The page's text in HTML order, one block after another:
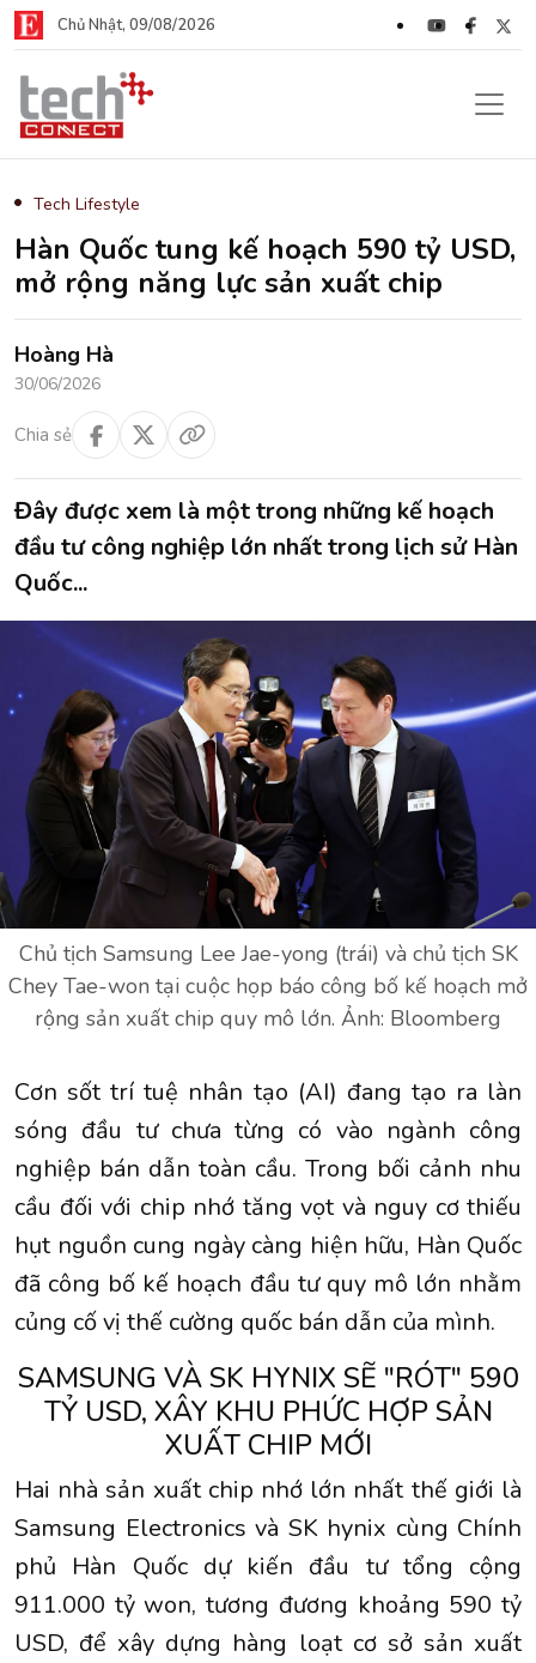
Chủ Nhật, 09/08/2026
Tech Lifestyle
Hàn Quốc tung kế hoạch 590 tỷ USD,
mở rộng năng lực sản xuất chip
Hoàng Hà
30/06/2026
Chia sẻ
Đây được xem là một trong những kế hoạch
đầu tư công nghiệp lớn nhất trong lịch sử Hàn
Quốc...
Chủ tịch Samsung Lee Jae-yong (trái) và chủ tịch SK
Chey Tae-won tại cuộc họp báo công bố kế hoạch mở
rộng sản xuất chip quy mô lớn. Ảnh: Bloomberg
Cơn sốt trí tuệ nhân tạo (AI) đang tạo ra làn
sóng đầu tư chưa từng có vào ngành công
nghiệp bán dẫn toàn cầu. Trong bối cảnh nhu
cầu đối với chip nhớ tăng vọt và nguy cơ thiếu
hụt nguồn cung ngày càng hiện hữu, Hàn Quốc
đã công bố kế hoạch đầu tư quy mô lớn nhằm
củng cố vị thế cường quốc bán dẫn của mình.
SAMSUNG VÀ SK HYNIX SẼ "RÓT" 590
TỶ USD, XÂY KHU PHỨC HỢP SẢN
XUẤT CHIP MỚI
Hai nhà sản xuất chip nhớ lớn nhất thế giới là
Samsung Electronics và SK hynix cùng Chính
phủ Hàn Quốc dự kiến đầu tư tổng cộng
911.000 tỷ won, tương đương khoảng 590 tỷ
USD, để xây dựng hàng loạt cơ sở sản xuất